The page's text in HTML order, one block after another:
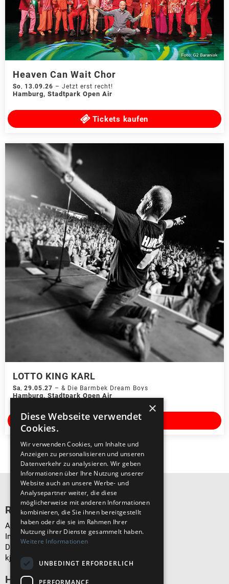
Heaven Can Wait Chor
So, 13.09.26 – Jetzt erst recht!
Hamburg, Stadtpark Open Air
Tickets kaufen
LOTTO KING KARL
Sa, 29.05.27 – & Die Barmbek Dream Boys
Hamburg,Stadtpark Open Air
Tickets kaufen
Recht & Ordnung
AGB
Impressum
Datenschutz
kj.de
Hilfe & Support
×
Diese Webseite verwendet
Cookies.
Wir verwenden Cookies, um Inhalte und
Anzeigen zu personalisieren und unseren
Datenverkehr zu analysieren. Wir geben
Informationen über Ihre Nutzung unserer
Website auch an unsere Werbe- und
Analysepartner weiter, die diese
möglicherweise mit anderen Informationen
kombinieren, die Sie ihnen bereitgestellt
haben oder die sie im Rahmen Ihrer
Nutzung ihrer Dienste gesammelt haben.
Weitere Informationen
UNBEDINGT ERFORDERLICH
PERFORMANCE